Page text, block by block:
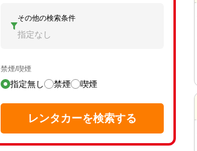
その他の検索条件
指定なし
禁煙/喫煙
指定無し 禁煙 喫煙
レンタカーを検索する